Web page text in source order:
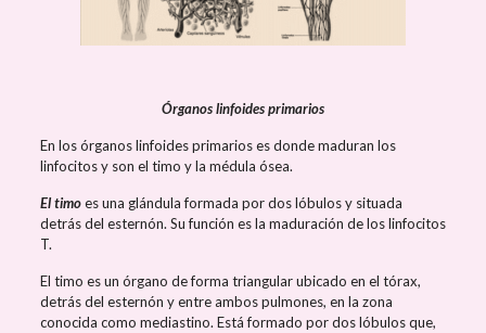
Órganos linfoides primarios
En los órganos linfoides primarios es donde maduran los
linfocitos y son el timo y la médula ósea.
El timoes una glándula formada por dos lóbulos y situada
detrás del esternón. Su función es la maduración de los linfocitos
T.
El timo es un órgano de forma triangular ubicado en el tórax,
detrás del esternón y entre ambos pulmones, en la zona
conocida como mediastino. Está formado por dos lóbulos que,